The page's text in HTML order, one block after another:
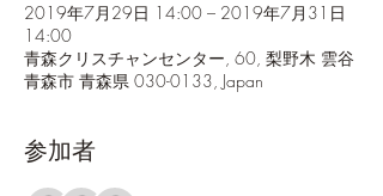
2019年7月29日 14:00 – 2019年7月31日
14:00
青森クリスチャンセンター, 60, 梨野木 雲谷
青森市 青森県 030-0133, Japan
参加者